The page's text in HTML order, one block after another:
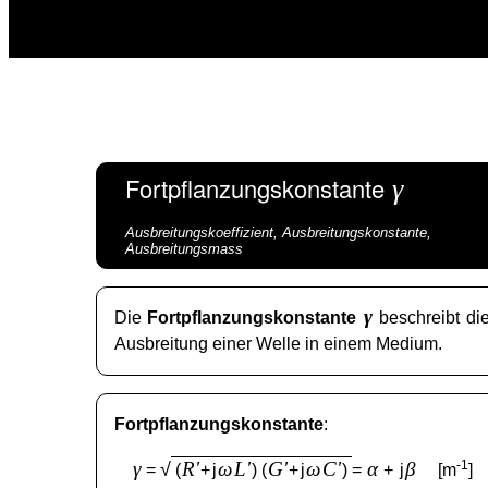
Fortpflanzungskonstante γ
Ausbreitungskoeffizient, Ausbreitungskonstante,
Ausbreitungsmass
Die Fortpflanzungskonstante γ beschreibt
Ausbreitung einer Welle in einem Medium.
Fortpflanzungskonstante:
γ= √ (R'+jωL') (G'+jωC') = α+ jβ[m-1]